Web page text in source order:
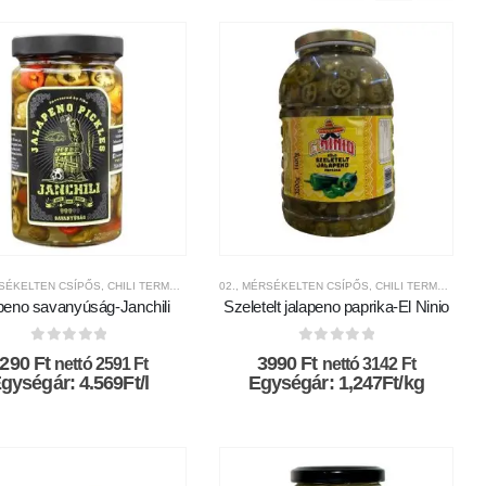
CHILI PAPRIKÁK ÉS SAVANYÚSÁGOK JANCHILI,MÁRKÁK
CSÍPŐS ,CHILI TERMÉKEK CSÍPŐSSÉGI-SKÁLA,FRISS CHILI PAPRIKÁK ÉS
savanyúság-Janchili
az 5-ből
Ft nettó2591 Ft
4.569Ft/l
02., MÉRSÉKELTEN CSÍPŐS CHILI TERMÉKEK
Szeletelt jalapeno paprika-El Ninio
az 5-ből
3990 Ft nettó3142 Ft
Egységár: 1,247Ft/kg